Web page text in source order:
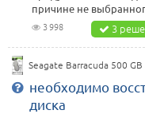
причине не
3 998 3
Seagate Barracuda 500
необходимо
диска